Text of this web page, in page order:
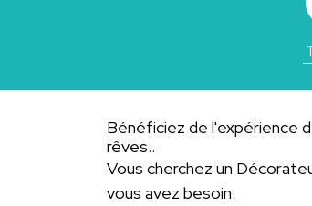
Bénéficiez de l'expérience
rêves..
Vous cherchez un
vous avez besoin.